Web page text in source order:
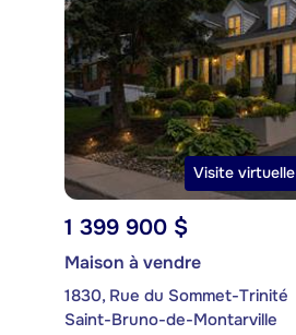
Visite virtuelle
1 399 900 $
Maison à vendre
1830, Rue du Sommet-Trinité
Saint-Bruno-de-Montarville